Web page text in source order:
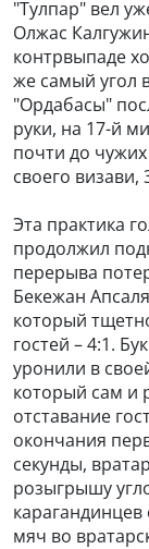
"Тулпар" вел
Олжас
контрвыпаде
же самый угол
"Ордабасы"
руки, на 17-й
почти до
своего визави,
Эта практика
продолжил
перерыва
Бекежан
который
гостей – 4:1.
уронили в
который сам и
отставание
окончания
секунды,
розыгрышу
мяч во